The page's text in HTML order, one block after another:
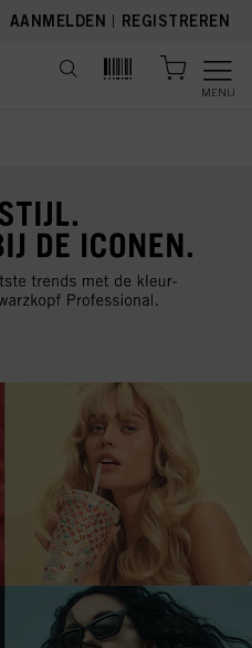
AANMELDEN | REGISTREREN
MENU